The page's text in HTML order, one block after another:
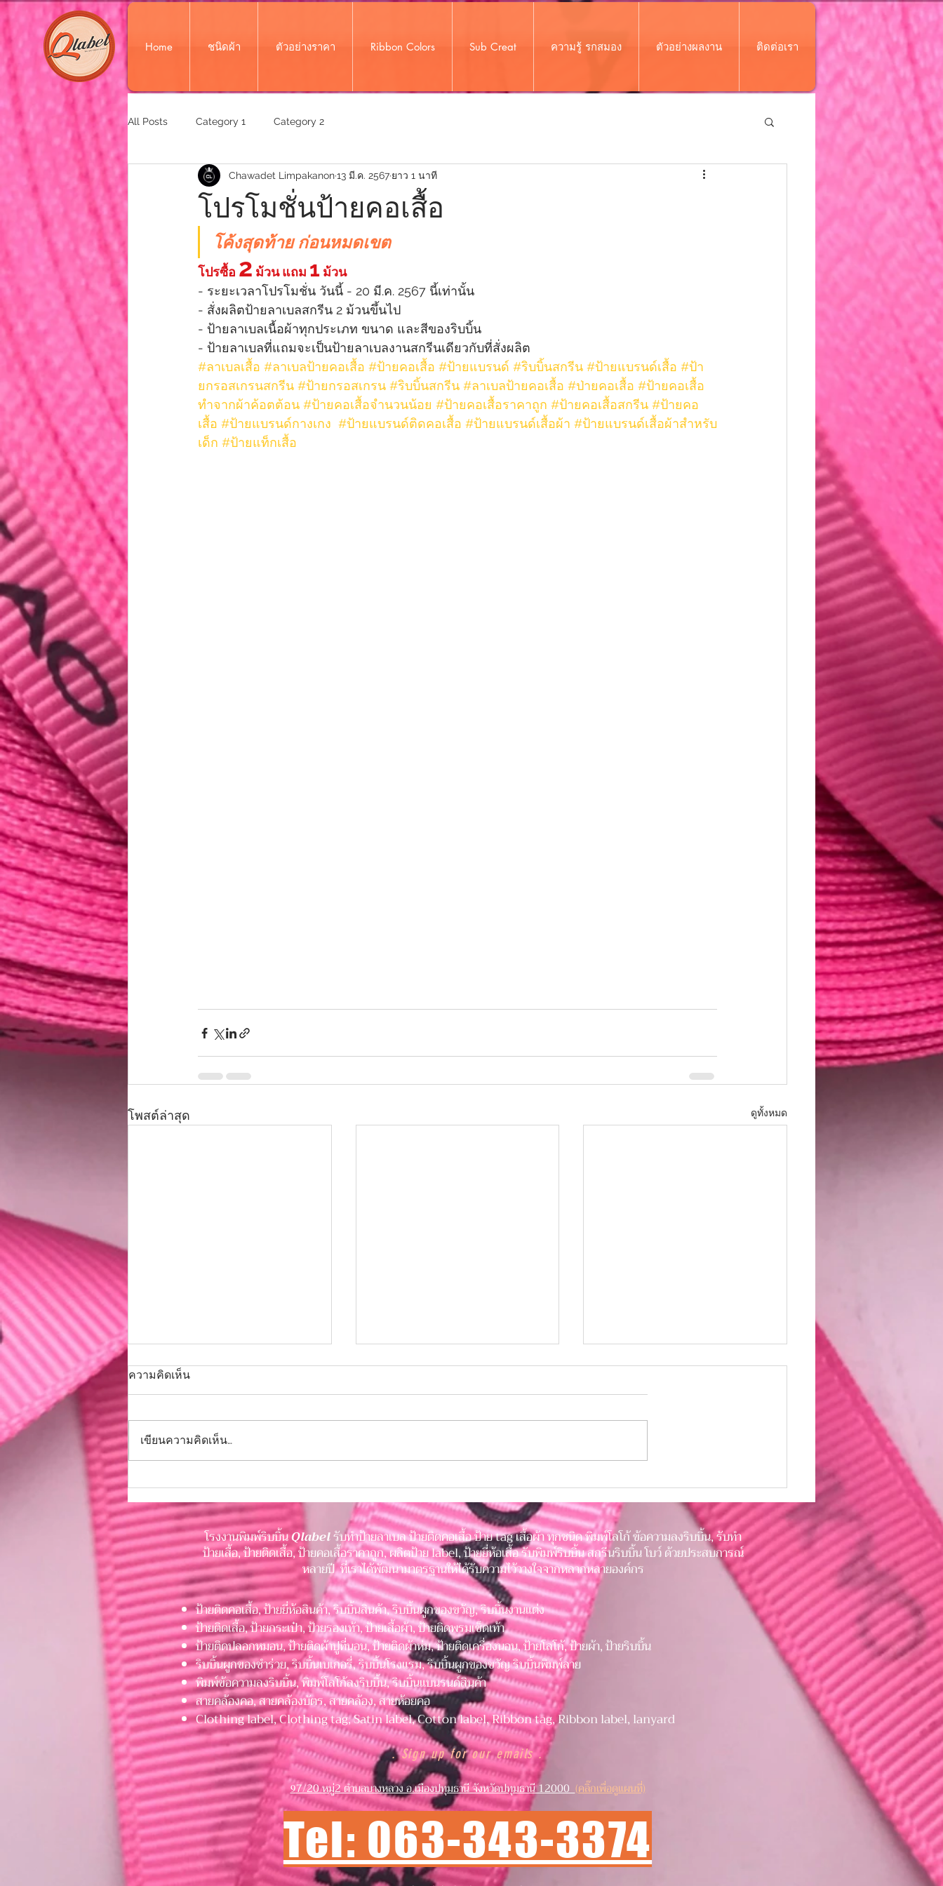
Home ชนิดผ้า ตัวอย่างราคา Ribbon Colors Sub Creat ความรู้ รกสมอง ตัวอย่างผลงาน ติดต่อเรา
All Posts Category 1 Category 2
โปรโมชั่นป้ายคอเสื้อ
Chawadet Limpakanon13 มี.ค. 2567 ยาว 1 นาที
โค้งสุดท้าย ก่อนหมดเขต
โปรซื้อ 2 ม้วน แถม 1 ม้วน
- ระยะเวลาโปรโมชั่น วันนี้ - 20 มี.ค. 2567 นี้เท่านั้น
- สั่งผลิตป้ายลาเบลสกรีน 2 ม้วนขึ้นไป
- ป้ายลาเบลเนื้อผ้าทุกประเภท ขนาด และสีของริบบิ้น
- ป้ายลาเบลที่แถมจะเป็นป้ายลาเบลงานสกรีนเดียวกับที่สั่งผลิต
#ลาเบลเสื้อ #ลาเบลป้ายคอเสื้อ #ป้ายคอเสื้อ #ป้ายแบรนด์ #ริบบิ้นสกรีน #ป้ายแบรนด์เสื้อ #ป้า
ยกรอสเกรนสกรีน #ป้ายกรอสเกรน #ริบบิ้นสกรีน #ลาเบลป้ายคอเสื้อ #ป่ายคอเสื้อ #ป้ายคอเสื้อ
ทำจากผ้าค้อตต้อน #ป้ายคอเสื้อจำนวนน้อย #ป้ายคอเสื้อราคาถูก #ป้ายคอเสื้อสกรีน #ป้ายคอ
เสื้อ #ป้ายแบรนด์กางเกง #ป้ายแบรนด์ติดคอเสื้อ #ป้ายแบรนด์เสื้อผ้า #ป้ายแบรนด์เสื้อผ้าสำหรับ
เด็ก #ป้ายแท็กเสื้อ
โพสต์ล่าสุด ดูทั้งหมด
โปรโมชั่นสุดคุ้ม ฉลองครบ 6 ปี
มีโปรดีมาฝาก
โปรโมชั่นสุดคุ้ม ฉลองครบ 6 ปีมี
โปรดีมาฝาก ฉลองครบ 6 ปี จัดโปร
เฉพาะวันที่ 6 - 16 สิงหาคม 2569
เท่านั้น ) งานสกรีนคมชัด สีสวย
ทนทาน ควบคุมคุณ
ป้ายคมชัด ภาพลักษณ์ชัดเจน
เพิ่มความน่าเชื่อถือให้สินค้า
ป้ายคมชัด ภาพลักษณ์ชัดเจน
เพิ่มความน่าเชื่อถือให้สินค้า
ความคิดเห็น
เขียนความคิดเห็น…
โรงงานพิมพ์ริบบิ้นQlabelรับทำป้ายลาเบล ป้ายติดคอเสื้อ ป้าย tag เสื้อผ้า ทุกชนิด พิมพ์โลโก้ ข้อความลงริบบิ้น, รับทำ
ป้ายเสื้อ, ป้ายติดเสื้อ, ป้ายคอเสื้อราคาถูก, ผลิตป้าย label, ป้ายยี่ห้อเสื้อ รับพิมพ์ริบบิ้น สกรีนริบบิ้น โบว์ ด้วยประสบการณ์
หลายปี ที่เราได้พัฒนามาตรฐานให้ได้รับความไว้วางใจจากหลากหลายองค์กร
ป้ายติดคอเสื้อ, ป้ายยี่ห้อสินค้า, ริบบิ้นสินค้า, ริบบิ้นผูกของขวัญ, ริบบิ้นงานแต่ง
ป้ายติดเสื้อ, ป้ายกระเป๋า, ป้ายรองเท้า, ป้ายเสื้อผ้า, ป้ายติดพรมเช็ดเท้า
ป้ายติดปลอกหมอน, ป้ายติดผ้าปูที่นอน, ป้ายติดผ้าห่ม, ป้ายติดเครื่องนอน, ป้ายโลโก้, ป้ายผ้า, ป้ายริบบิ้น
ริบบิ้นผูกของชำร่วย, ริบบิ้นเบเกอรี่, ริบบิ้นโรงแรม, ริบบิ้นผูกของขวัญ ริบบิ้นพิมพ์ลาย
พิมพ์ข้อความลงริบบิ้น, พิมพ์โลโก้ลงริบบิ้น, ริบบิ้นแบนรนด์สินค้า
สายคล้องคอ, สายคล้องบัตร, สายคล้อง, สายห้อยคอ
Clothing label, Clothing tag, Satin label, Cotton label, Ribbon tag, Ribbon label, lanyard
. Sign up for our emails .
97/20 หมู่2 ตำบลบางหลวง อ.เมืองปทุมธานี จังหวัดปทุมธานี 12000(คลิ๊กเพื่อดูแผนที่)
Tel: 063-343-3374